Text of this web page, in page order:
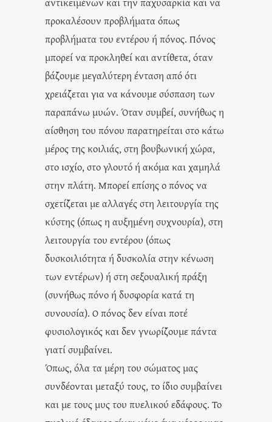
προκαλέσουν προβλήματα όπως
προβλήματα του εντέρου ή πόνος. Πόνος
μπορεί να προκληθεί και αντίθετα, όταν
βάζουμε μεγαλύτερη ένταση από ότι
χρειάζεται για να κάνουμε σύσπαση των
παραπάνω μυών. Όταν συμβεί, συνήθως η
αίσθηση του πόνου παρατηρείται στο κάτω
μέρος της κοιλιάς, στη βουβωνική χώρα,
στο ισχίο, στο γλουτό ή ακόμα και χαμηλά
στην πλάτη. Μπορεί επίσης ο πόνος να
σχετίζεται με αλλαγές στη λειτουργία της
κύστης (όπως η αυξημένη συχνουρία), στη
λειτουργία του εντέρου (όπως
δυσκοιλιότητα ή δυσκολία στην κένωση
των εντέρων) ή στη σεξουαλική πράξη
(συνήθως πόνο ή δυσφορία κατά τη
συνουσία). Ο πόνος δεν είναι ποτέ
φυσιολογικός και δεν γνωρίζουμε πάντα
γιατί συμβαίνει.
Όπως, όλα τα μέρη του σώματος μας
συνδέονται μεταξύ τους, το ίδιο συμβαίνει
και με τους μυς του πυελικού εδάφους. Το